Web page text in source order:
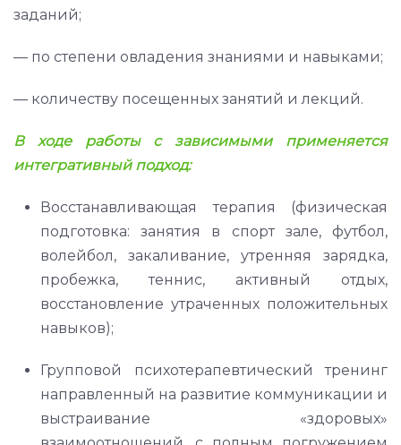
заданий;
— по степени овладения знаниями и навыками;
— количеству посещенных занятий и лекций.
В ходе работы с зависимыми применяется
интегративный подход:
Восстанавливающая терапия (физическая
подготовка: занятия в спорт зале, футбол,
волейбол, закаливание, утренняя зарядка,
пробежка, теннис, активный отдых,
восстановление утраченных положительных
навыков);
Групповой психотерапевтический тренинг
направленный на развитие коммуникации и
выстраивание «здоровых»